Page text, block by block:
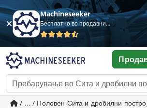
Machineseeker
Бесплатно во продавница
/ ... / Половен Сита и дробилни